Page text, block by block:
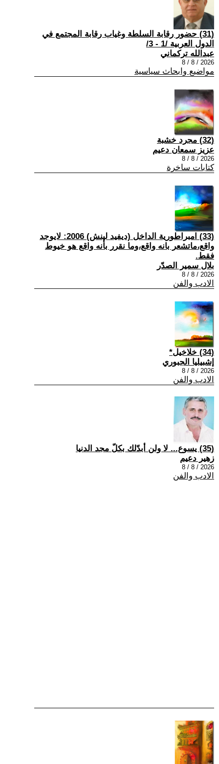
(31) حضور رقابة السلطة وغياب رقابة المجتمع في
الدول العربية /1 - 3/
عبدالله تركماني
2026 / 8 / 8
مواضيع وابحاث سياسية
(32) مجرد خشبة
عزيز سمعان دعيم
2026 / 8 / 8
كتابات ساخرة
(33) امبراطورية الداخل (ديفيد لينش) 2006: لايوجد
واقع،ماتشعر بانه واقع،وما نقرر بأنه واقع هو خيوط
فقط.
بلال سمير الصدّر
2026 / 8 / 8
الادب والفن
(34) خلاخيل*
إشبيليا الجبوري
2026 / 8 / 8
الادب والفن
(35) يسوع... لا ولن أبدّلك بكلّ مجد الدنيا
زهير دعيم
2026 / 8 / 8
الادب والفن